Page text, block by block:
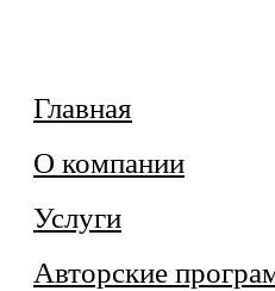
Главная
О компании
Услуги
Авторские